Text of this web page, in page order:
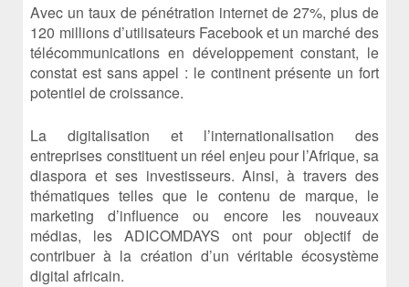
Avec un taux de pénétration internet de 27%, plus de
120 millions d’utilisateurs Facebook et un marché des
télécommunications en développement constant, le
constat est sans appel : le continent présente un fort
potentiel de croissance.
La digitalisation et l’internationalisation des
entreprises constituent un réel enjeu pour l’Afrique, sa
diaspora et ses investisseurs. Ainsi, à travers des
thématiques telles que le contenu de marque, le
marketing d’influence ou encore les nouveaux
médias, les ADICOMDAYS ont pour objectif de
contribuer à la création d’un véritable écosystème
digital africain.